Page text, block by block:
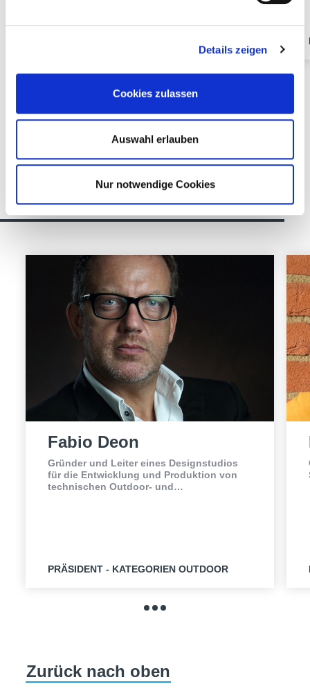
Details zeigen
Cookies zulassen
Auswahl erlauben
Nur notwendige Cookies
Die Jury
Katagorien
Outdoor
Fabio Deon
Gründer und Leiter eines Designstudios
für die Entwicklung und Produktion von
technischen Outdoor- und
PRÄSIDENT - KATEGORIEN OUTDOOR
Zurück nach oben